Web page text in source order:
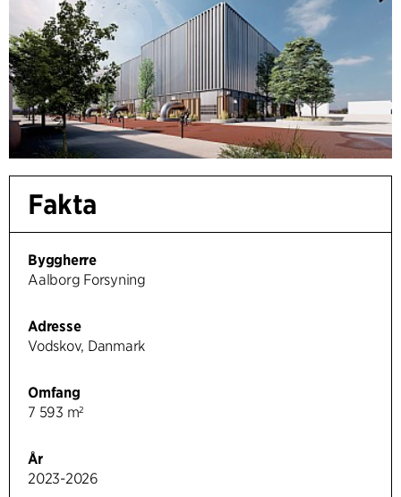
Fakta
Byggherre
Aalborg Forsyning
Adresse
Vodskov, Danmark
Omfang
7 593 m²
År
2023-2026